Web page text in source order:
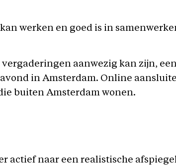
werken en goed is in
aanwezig kan zijn,
in Amsterdam. Online
buiten Amsterdam wonen.
actief naar een realistische